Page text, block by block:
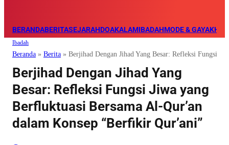
BERANDABERITASEJARAHDOAKALAMIBADAHMODE & GAYA
Ibadah
Beranda » Berita » Berjihad Dengan Jihad Yang Besar: Refleksi Fungsi
Berjihad Dengan Jihad Yang
Besar: Refleksi Fungsi Jiwa yang
Berfluktuasi Bersama Al-Qur’an
dalam Konsep “Berfikir Qur’ani”